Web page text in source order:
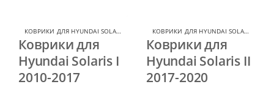
КОВРИКИ ДЛЯ HYUNDAI SOLARIS КОВРИКИ ДЛЯ HYUNDAI
Коврики для
Hyundai Solaris I
2010-2017
КОВРИКИ ДЛЯ HYUNDAI SOLARIS
Коврики для
Hyundai Solaris II
2017-2020